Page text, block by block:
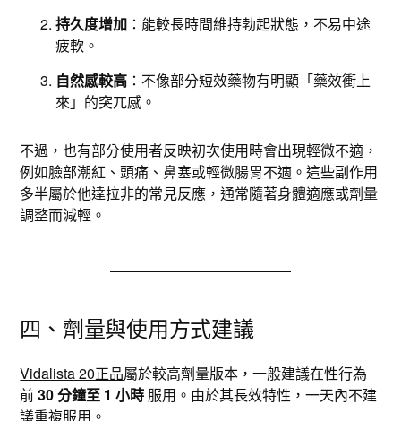
持久度增加 ：能較長時間維持勃起狀態，不易中途
疲軟。
自然感較高 ：不像部分短效藥物有明顯「藥效衝上
來」的突兀感。
不過，也有部分使用者反映初次使用時會出現輕微不適，
例如臉部潮紅、頭痛、鼻塞或輕微腸胃不適。這些副作用
多半屬於他達拉非的常見反應，通常隨著身體適應或劑量
調整而減輕。
四、劑量與使用方式建議
Vidalista 20正品屬於較高劑量版本，一般建議在性行為
前30 分鐘至 1 小時 服用。由於其長效特性，一天內不建
議重複服用。